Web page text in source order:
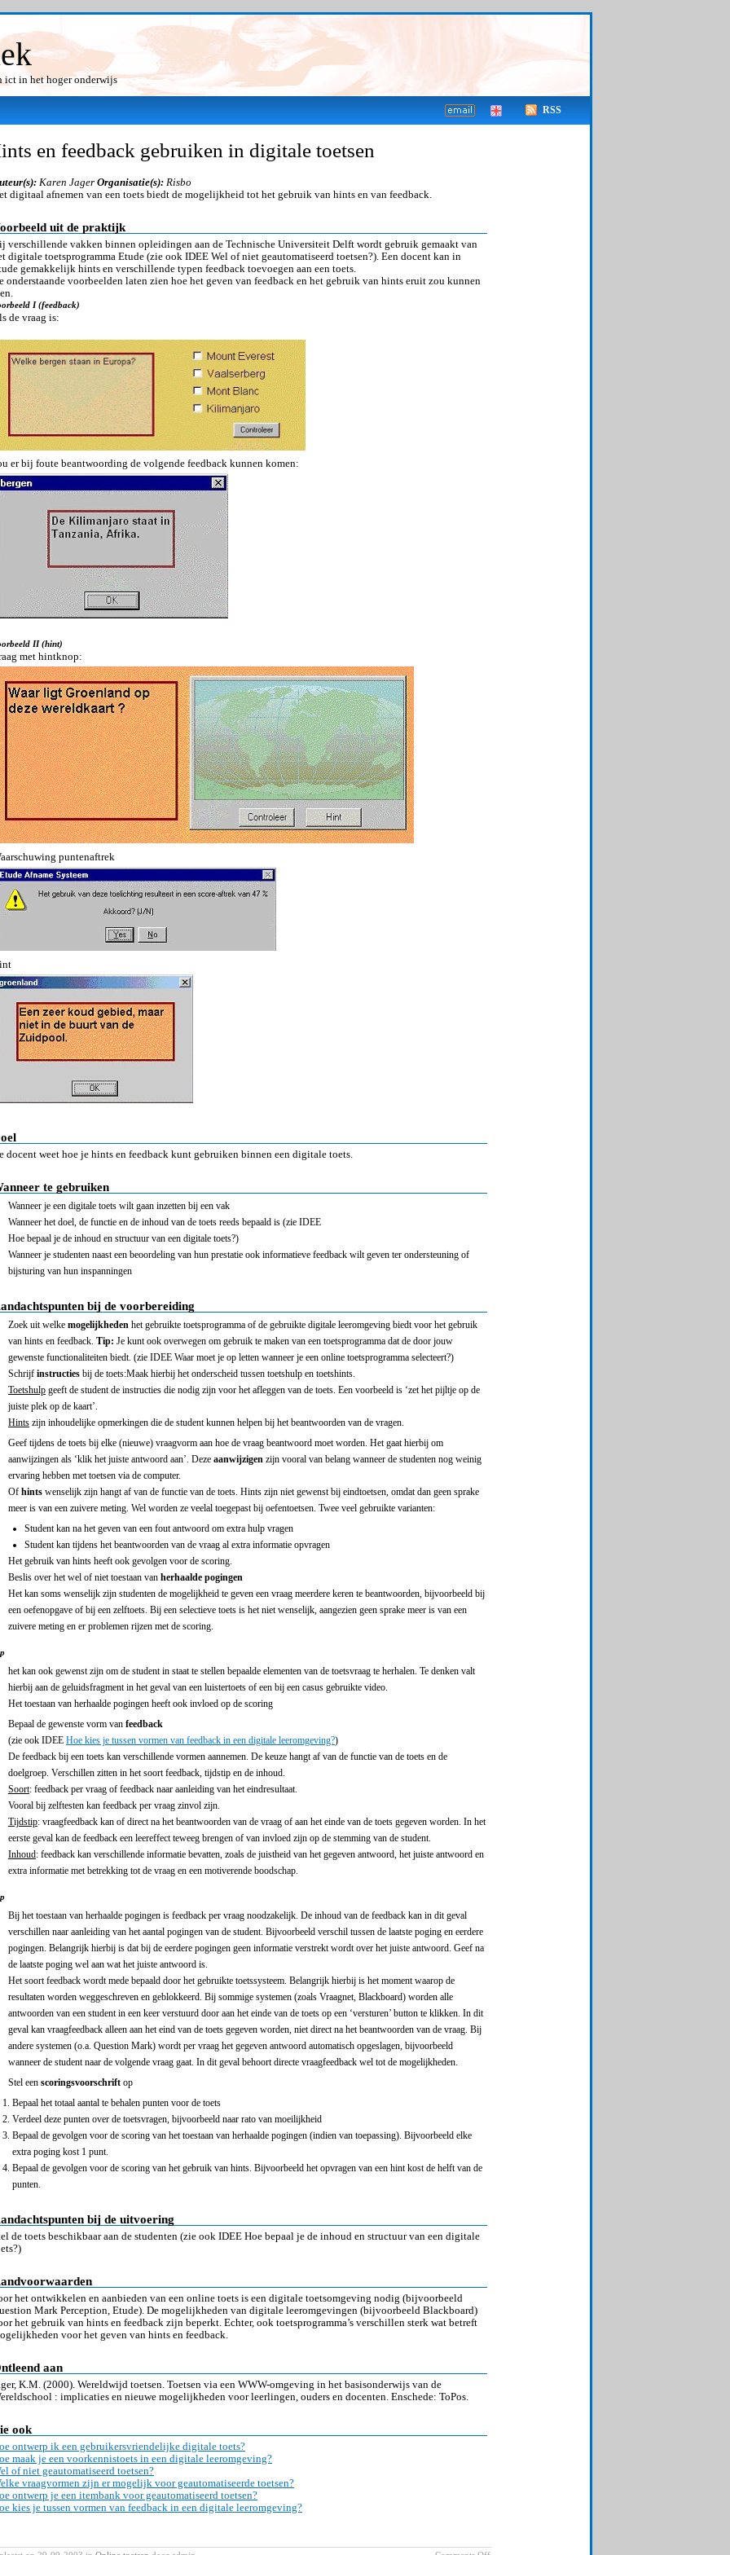
ict in het hoger onderwijs
RSS
en feedback gebruiken in digitale toetsen
Karen Jager Organisatie(s): Risbo
digitaal afnemen van een toets biedt de mogelijkheid tot het gebruik van hints en van feedback.
uit de praktijk
verschillende vakken binnen opleidingen aan de Technische Universiteit Delft wordt gebruik gemaakt van
digitale toetsprogramma Etude (zie ook IDEE Wel of niet geautomatiseerd toetsen?). Een docent kan in
gemakkelijk hints en verschillende typen feedback toevoegen aan een toets.
onderstaande voorbeelden laten zien hoe het geven van feedback en het gebruik van hints eruit zou kunnen
I (feedback)
de vraag is:
er bij foute beantwoording de volgende feedback kunnen komen:
II (hint)
met hintknop:
puntenaftrek
docent weet hoe je hints en feedback kunt gebruiken binnen een digitale toets.
te gebruiken
Wanneer je een digitale toets wilt gaan inzetten bij een vak
Wanneer het doel, de functie en de inhoud van de toets reeds bepaald is (zie IDEE
Hoe bepaal je de inhoud en structuur van een digitale toets?)
Wanneer je studenten naast een beoordeling van hun prestatie ook informatieve feedback wilt geven ter ondersteuning of
bijsturing van hun inspanningen
bij de voorbereiding
Zoek uit welke mogelijkheden het gebruikte toetsprogramma of de gebruikte digitale leeromgeving biedt voor het gebruik
van hints en feedback. Tip: Je kunt ook overwegen om gebruik te maken van een toetsprogramma dat de door jouw
gewenste functionaliteiten biedt. (zie IDEE Waar moet je op letten wanneer je een online toetsprogramma selecteert?)
Schrijf instructies bij de toets:Maak hierbij het onderscheid tussen toetshulp en toetshints.
Toetshulp geeft de student de instructies die nodig zijn voor het afleggen van de toets. Een voorbeeld is ‘zet het pijltje op de
juiste plek op de kaart’.
Hints zijn inhoudelijke opmerkingen die de student kunnen helpen bij het beantwoorden van de vragen.
Geef tijdens de toets bij elke (nieuwe) vraagvorm aan hoe de vraag beantwoord moet worden. Het gaat hierbij om
aanwijzingen als ‘klik het juiste antwoord aan’. Deze aanwijzigen zijn vooral van belang wanneer de studenten nog weinig
ervaring hebben met toetsen via de computer.
Of hints wenselijk zijn hangt af van de functie van de toets. Hints zijn niet gewenst bij eindtoetsen, omdat dan geen sprake
meer is van een zuivere meting. Wel worden ze veelal toegepast bij oefentoetsen. Twee veel gebruikte varianten:
Student kan na het geven van een fout antwoord om extra hulp vragen
Student kan tijdens het beantwoorden van de vraag al extra informatie opvragen
Het gebruik van hints heeft ook gevolgen voor de scoring.
Beslis over het wel of niet toestaan van herhaalde pogingen
Het kan soms wenselijk zijn studenten de mogelijkheid te geven een vraag meerdere keren te beantwoorden, bijvoorbeeld bij
een oefenopgave of bij een zelftoets. Bij een selectieve toets is het niet wenselijk, aangezien geen sprake meer is van een
zuivere meting en er problemen rijzen met de scoring.
het kan ook gewenst zijn om de student in staat te stellen bepaalde elementen van de toetsvraag te herhalen. Te denken valt
hierbij aan de geluidsfragment in het geval van een luistertoets of een bij een casus gebruikte video.
Het toestaan van herhaalde pogingen heeft ook invloed op de scoring
Bepaal de gewenste vorm van feedback
(zie ook IDEE Hoe kies je tussen vormen van feedback in een digitale leeromgeving?)
De feedback bij een toets kan verschillende vormen aannemen. De keuze hangt af van de functie van de toets en de
doelgroep. Verschillen zitten in het soort feedback, tijdstip en de inhoud.
Soort: feedback per vraag of feedback naar aanleiding van het eindresultaat.
Vooral bij zelftesten kan feedback per vraag zinvol zijn.
Tijdstip: vraagfeedback kan of direct na het beantwoorden van de vraag of aan het einde van de toets gegeven worden. In het
eerste geval kan de feedback een leereffect teweeg brengen of van invloed zijn op de stemming van de student.
Inhoud: feedback kan verschillende informatie bevatten, zoals de juistheid van het gegeven antwoord, het juiste antwoord en
extra informatie met betrekking tot de vraag en een motiverende boodschap.
Bij het toestaan van herhaalde pogingen is feedback per vraag noodzakelijk. De inhoud van de feedback kan in dit geval
verschillen naar aanleiding van het aantal pogingen van de student. Bijvoorbeeld verschil tussen de laatste poging en eerdere
pogingen. Belangrijk hierbij is dat bij de eerdere pogingen geen informatie verstrekt wordt over het juiste antwoord. Geef na
de laatste poging wel aan wat het juiste antwoord is.
Het soort feedback wordt mede bepaald door het gebruikte toetssysteem. Belangrijk hierbij is het moment waarop de
resultaten worden weggeschreven en geblokkeerd. Bij sommige systemen (zoals Vraagnet, Blackboard) worden alle
antwoorden van een student in een keer verstuurd door aan het einde van de toets op een ‘versturen’ button te klikken. In dit
geval kan vraagfeedback alleen aan het eind van de toets gegeven worden, niet direct na het beantwoorden van de vraag. Bij
andere systemen (o.a. Question Mark) wordt per vraag het gegeven antwoord automatisch opgeslagen, bijvoorbeeld
wanneer de student naar de volgende vraag gaat. In dit geval behoort directe vraagfeedback wel tot de mogelijkheden.
Stel een scoringsvoorschrift op
Bepaal het totaal aantal te behalen punten voor de toets
Verdeel deze punten over de toetsvragen, bijvoorbeeld naar rato van moeilijkheid
Bepaal de gevolgen voor de scoring van het toestaan van herhaalde pogingen (indien van toepassing). Bijvoorbeeld elke
extra poging kost 1 punt.
Bepaal de gevolgen voor de scoring van het gebruik van hints. Bijvoorbeeld het opvragen van een hint kost de helft van de
punten.
bij de uitvoering
de toets beschikbaar aan de studenten (zie ook IDEE Hoe bepaal je de inhoud en structuur van een digitale
het ontwikkelen en aanbieden van een online toets is een digitale toetsomgeving nodig (bijvoorbeeld
Mark Perception, Etude). De mogelijkheden van digitale leeromgevingen (bijvoorbeeld Blackboard)
het gebruik van hints en feedback zijn beperkt. Echter, ook toetsprogramma’s verschillen sterk wat betreft
voor het geven van hints en feedback.
aan
K.M. (2000). Wereldwijd toetsen. Toetsen via een WWW-omgeving in het basisonderwijs van de
: implicaties en nieuwe mogelijkheden voor leerlingen, ouders en docenten. Enschede: ToPos.
ook
ontwerp ik een gebruikersvriendelijke digitale toets?
maak je een voorkennistoets in een digitale leeromgeving?
of niet geautomatiseerd toetsen?
vraagvormen zijn er mogelijk voor geautomatiseerde toetsen?
ontwerp je een itembank voor geautomatiseerd toetsen?
kies je tussen vormen van feedback in een digitale leeromgeving?